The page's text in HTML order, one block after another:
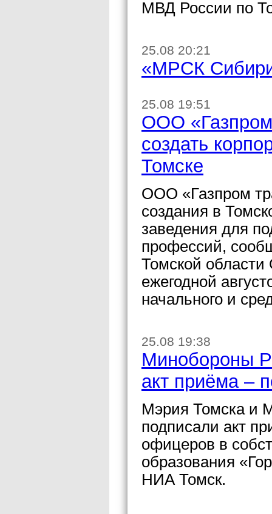
МВД России по
25.08 20:21
«МРСК
25.08 19:51
ООО «Газпром
создать
Томске
ООО «Газпром
создания в
заведения для
профессий,
Томской области
ежегодной
начального и
25.08 19:38
Минобороны
акт приёма –
Мэрия Томска и
подписали акт
офицеров в
образования
НИА Томск.